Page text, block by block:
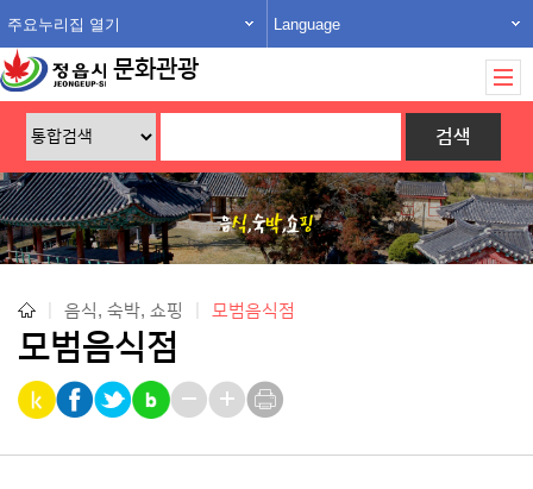
주요누리집 열기 Language
문화관광
음식, 숙박, 쇼핑 모범음식점
모범음식점